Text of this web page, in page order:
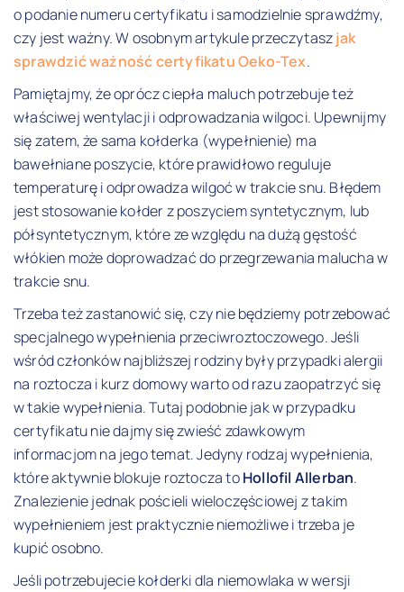
o podanie numeru certyfikatu i samodzielnie sprawdźmy,
czy jest ważny. W osobnym artykule przeczytaszjak
sprawdzić ważność certyfikatu Oeko-Tex.
Pamiętajmy, że oprócz ciepła maluch potrzebuje też
właściwej wentylacji i odprowadzania wilgoci. Upewnijmy
się zatem, że sama kołderka (wypełnienie) ma
bawełniane poszycie, które prawidłowo reguluje
temperaturę i odprowadza wilgoć w trakcie snu. Błędem
jest stosowanie kołder z poszyciem syntetycznym, lub
półsyntetycznym, które ze względu na dużą gęstość
włókien może doprowadzać do przegrzewania malucha w
trakcie snu.
Trzeba też zastanowić się, czy nie będziemy potrzebować
specjalnego wypełnienia przeciwroztoczowego. Jeśli
wśród członków najbliższej rodziny były przypadki alergii
na roztocza i kurz domowy warto od razu zaopatrzyć się
w takie wypełnienia. Tutaj podobnie jak w przypadku
certyfikatu nie dajmy się zwieść zdawkowym
informacjom na jego temat. Jedyny rodzaj wypełnienia,
które aktywnie blokuje roztocza toHollofil Allerban.
Znalezienie jednak pościeli wieloczęściowej z takim
wypełnieniem jest praktycznie niemożliwe i trzeba je
kupić osobno.
Jeśli potrzebujecie kołderki dla niemowlaka w wersji